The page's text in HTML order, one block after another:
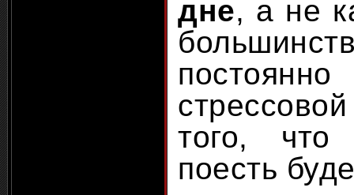
дне, а не
того, что
поесть